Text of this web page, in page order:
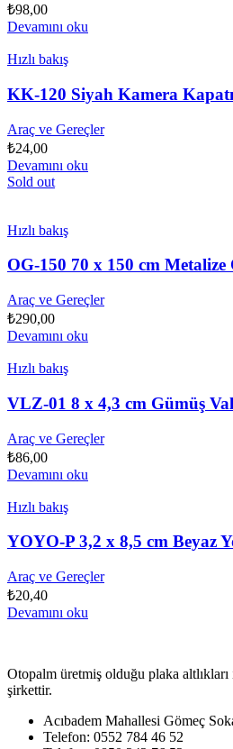
₺98,00
Devamını oku
Hızlı bakış
KK-120 Siyah Kamera
Araç ve Gereçler
₺24,00
Devamını oku
Sold out
Hızlı bakış
OG-150 70 x 150 cm Metalize
Araç ve Gereçler
₺290,00
Devamını oku
Hızlı bakış
VLZ-01 8 x 4,3 cm Gümüş
Araç ve Gereçler
₺86,00
Devamını oku
Hızlı bakış
YOYO-P 3,2 x 8,5 cm Beyaz
Araç ve Gereçler
₺20,40
Devamını oku
Otopalm üretmiş olduğu plaka
şirkettir.
Acıbadem Mahallesi Gömeç
Telefon: 0552 784 46 52